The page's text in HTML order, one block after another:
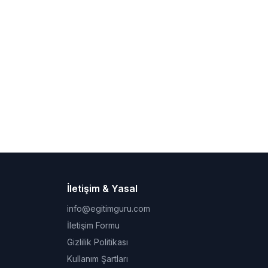
İletişim & Yasal
info@egitimguru.com
İletişim Formu
Gizlilik Politikası
Kullanım Şartları